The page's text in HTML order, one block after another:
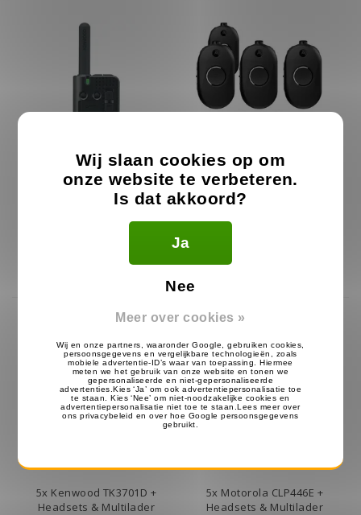
Kenwood PKT-23E
Portofoon
Op nabestelling
4x Motorola CLP446E +
Headsets & Multilader
5x Kenwood TK3701D +
Headsets & Multilader
5x Motorola CLP446E +
Headsets & Multilader
Wij slaan cookies op om
onze website te verbeteren.
Is dat akkoord?
Ja
Nee
Meer over cookies »